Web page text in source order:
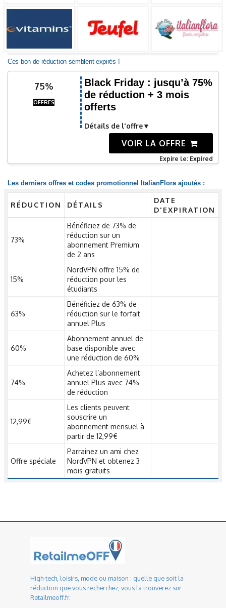
Ces bon de réduction semblent expirés !
75%
OFFRES
Black Friday : jusqu’à 75%
de réduction + 3 mois
offerts
Détails de l'offre
VOIR LA OFFRE
Expire le: Expired
Les derniers offres et codes promotionnel ItalianFlora ajoutés :
RÉDUCTION DÉTAILS
DATE
D'EXPIRATION
73%
Bénéficiez de 73% de
réduction sur un
abonnement Premium
de 2 ans
15%
NordVPN offre 15% de
réduction pour les
étudiants
63%
Bénéficiez de 63% de
réduction sur le forfait
annuel Plus
60%
Abonnement annuel de
base disponible avec
une réduction de 60%
74%
Achetez l’abonnement
annuel Plus avec 74%
de réduction
12,99€
Les clients peuvent
souscrire un
abonnement mensuel à
partir de 12,99€
Offre spéciale
Parrainez un ami chez
NordVPN et obtenez 3
mois gratuits
High-tech, loisirs, mode ou maison : quelle que soit la
réduction que vous recherchez, vous la trouverez sur
Retailmeoff.fr.